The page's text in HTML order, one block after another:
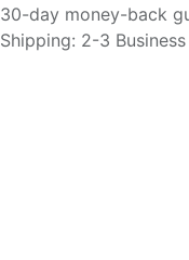
30-day money-back
Shipping: 2-3